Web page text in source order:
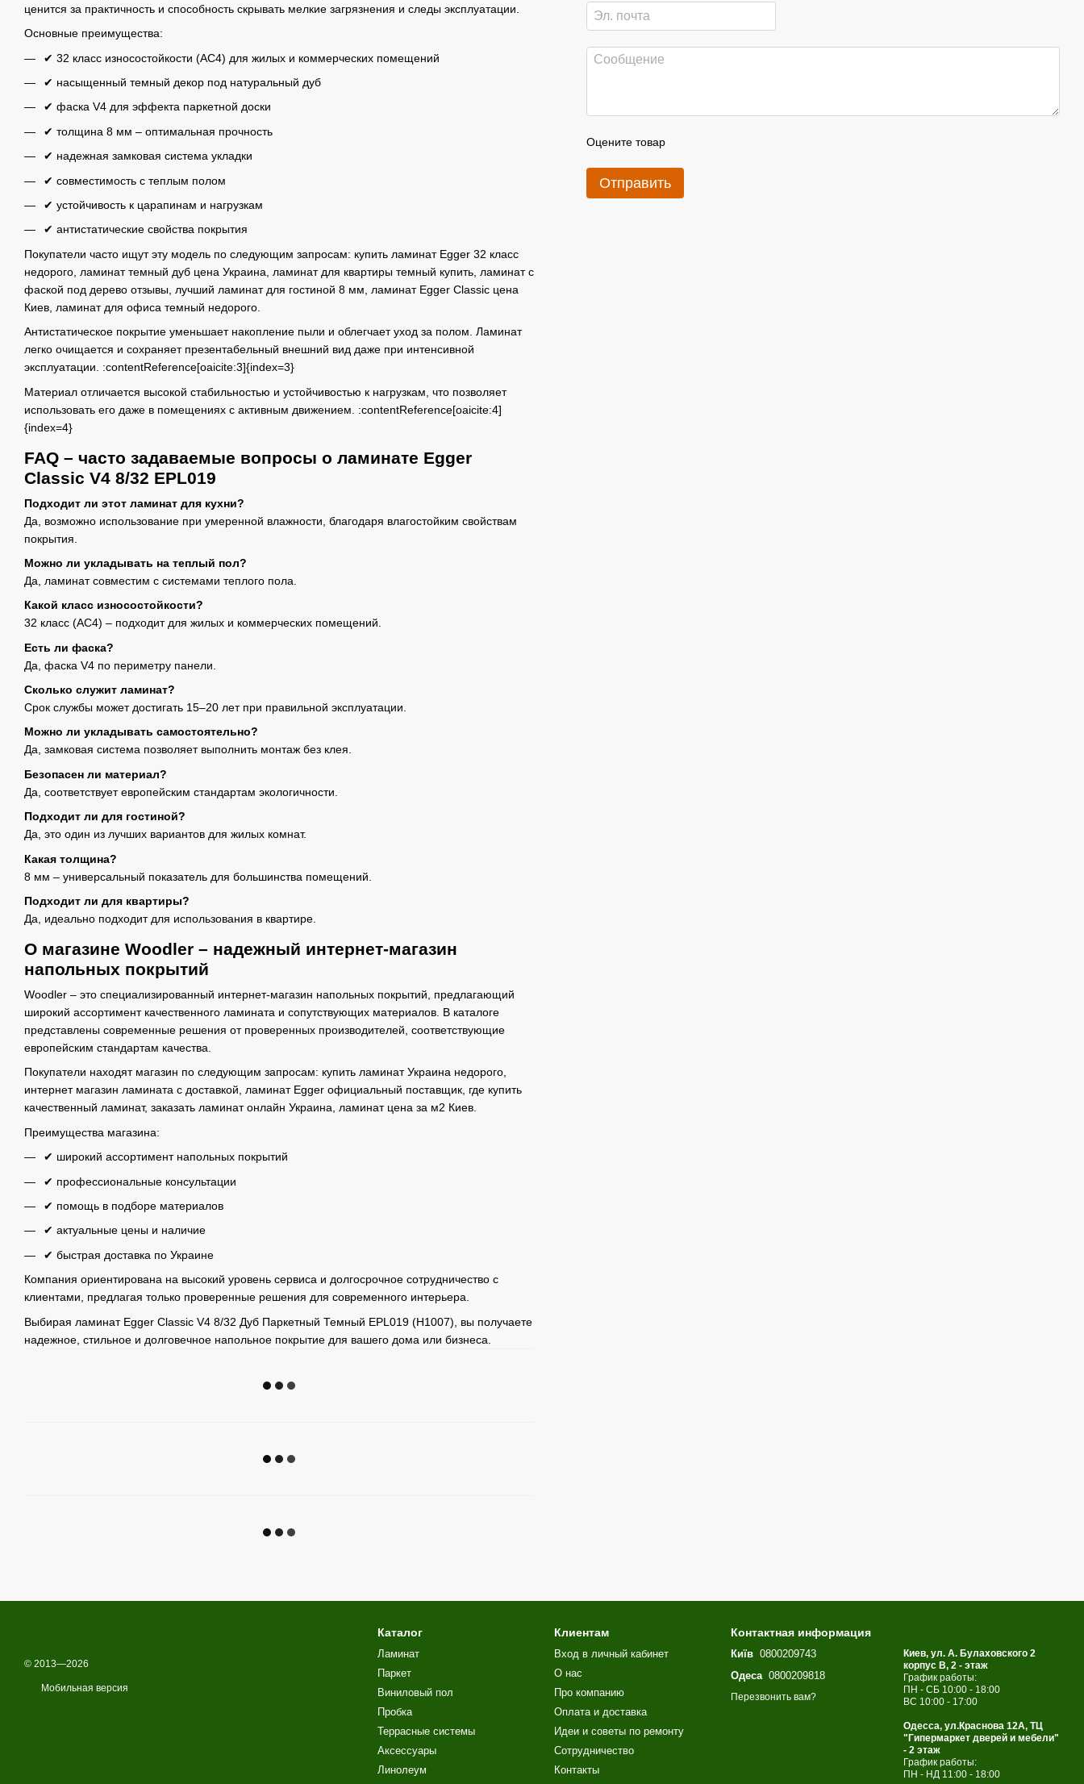
ценится за практичность и способность скрывать мелкие загрязнения и следы эксплуатации.
Основные преимущества:
✔ 32 класс износостойкости (AC4) для жилых и коммерческих помещений
✔ насыщенный темный декор под натуральный дуб
✔ фаска V4 для эффекта паркетной доски
✔ толщина 8 мм – оптимальная прочность
✔ надежная замковая система укладки
✔ совместимость с теплым полом
✔ устойчивость к царапинам и нагрузкам
✔ антистатические свойства покрытия
Покупатели часто ищут эту модель по следующим запросам: купить ламинат Egger 32 класс
недорого, ламинат темный дуб цена Украина, ламинат для квартиры темный купить, ламинат с
фаской под дерево отзывы, лучший ламинат для гостиной 8 мм, ламинат Egger Classic цена
Киев, ламинат для офиса темный недорого.
Антистатическое покрытие уменьшает накопление пыли и облегчает уход за полом. Ламинат
легко очищается и сохраняет презентабельный внешний вид даже при интенсивной
эксплуатации. :contentReference[oaicite:3]{index=3}
Материал отличается высокой стабильностью и устойчивостью к нагрузкам, что позволяет
использовать его даже в помещениях с активным движением. :contentReference[oaicite:4]
{index=4}
FAQ – часто задаваемые вопросы о ламинате Egger
Classic V4 8/32 EPL019
Подходит ли этот ламинат для кухни?
Да, возможно использование при умеренной влажности, благодаря влагостойким свойствам
покрытия.
Можно ли укладывать на теплый пол?
Да, ламинат совместим с системами теплого пола.
Какой класс износостойкости?
32 класс (AC4) – подходит для жилых и коммерческих помещений.
Есть ли фаска?
Да, фаска V4 по периметру панели.
Сколько служит ламинат?
Срок службы может достигать 15–20 лет при правильной эксплуатации.
Можно ли укладывать самостоятельно?
Да, замковая система позволяет выполнить монтаж без клея.
Безопасен ли материал?
Да, соответствует европейским стандартам экологичности.
Подходит ли для гостиной?
Да, это один из лучших вариантов для жилых комнат.
Какая толщина?
8 мм – универсальный показатель для большинства помещений.
Подходит ли для квартиры?
Да, идеально подходит для использования в квартире.
О магазине Woodler – надежный интернет-магазин
напольных покрытий
Woodler – это специализированный интернет-магазин напольных покрытий, предлагающий
широкий ассортимент качественного ламината и сопутствующих материалов. В каталоге
представлены современные решения от проверенных производителей, соответствующие
европейским стандартам качества.
Покупатели находят магазин по следующим запросам: купить ламинат Украина недорого,
интернет магазин ламината с доставкой, ламинат Egger официальный поставщик, где купить
качественный ламинат, заказать ламинат онлайн Украина, ламинат цена за м2 Киев.
Преимущества магазина:
✔ широкий ассортимент напольных покрытий
✔ профессиональные консультации
✔ помощь в подборе материалов
✔ актуальные цены и наличие
✔ быстрая доставка по Украине
Компания ориентирована на высокий уровень сервиса и долгосрочное сотрудничество с
клиентами, предлагая только проверенные решения для современного интерьера.
Выбирая ламинат Egger Classic V4 8/32 Дуб Паркетный Темный EPL019 (H1007), вы получаете
надежное, стильное и долговечное напольное покрытие для вашего дома или бизнеса.
Оцените товар
Отправить
© 2013—2026
Мобильная версия
Каталог
Ламинат
Паркет
Виниловый пол
Пробка
Террасные системы
Аксессуары
Линолеум
Клиентам
Вход в личный кабинет
О нас
Про компанию
Оплата и доставка
Идеи и советы по ремонту
Сотрудничество
Контакты
Контактная информация
Київ 0800209743
Одеса0800209818
Перезвонить вам?
Киев, ул. А. Булаховского 2
корпус B, 2 - этаж
График работы:
ПН - СБ 10:00 - 18:00
ВС 10:00 - 17:00
Одесса, ул.Краснова 12А, ТЦ
"Гипермаркет дверей и мебели"
- 2 этаж
График работы:
ПН - НД 11:00 - 18:00